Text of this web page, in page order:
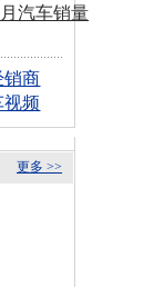
汽车销量
销商
视频
更多 >>